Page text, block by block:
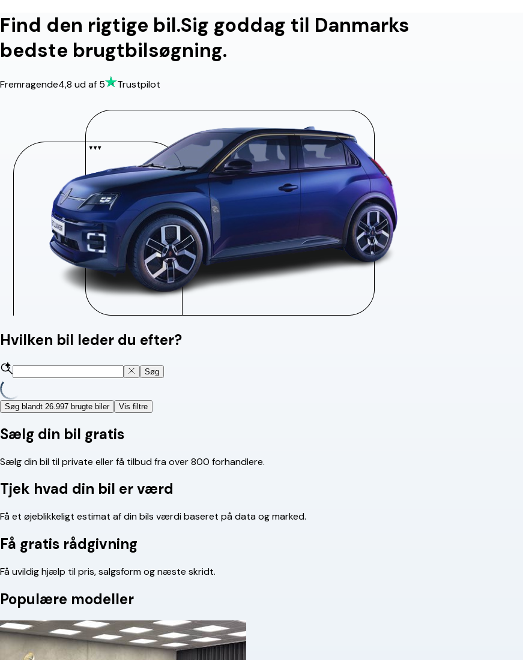
Find den rigtige bil.Sig goddag til Danmarks
bedste brugtbilsøgning.
Fremragende4,8 ud af 5 Trustpilot
Hvilken bil leder du efter?
Søg
Søg blandt 26.997 brugte biler Vis filtre
Sælg din bil gratis
Sælg din bil til private eller få tilbud fra over 800 forhandlere.
Tjek hvad din bil er værd
Få et øjeblikkeligt estimat af din bils værdi baseret på data og marked.
Få gratis rådgivning
Få uvildig hjælp til pris, salgsform og næste skridt.
Populære modeller